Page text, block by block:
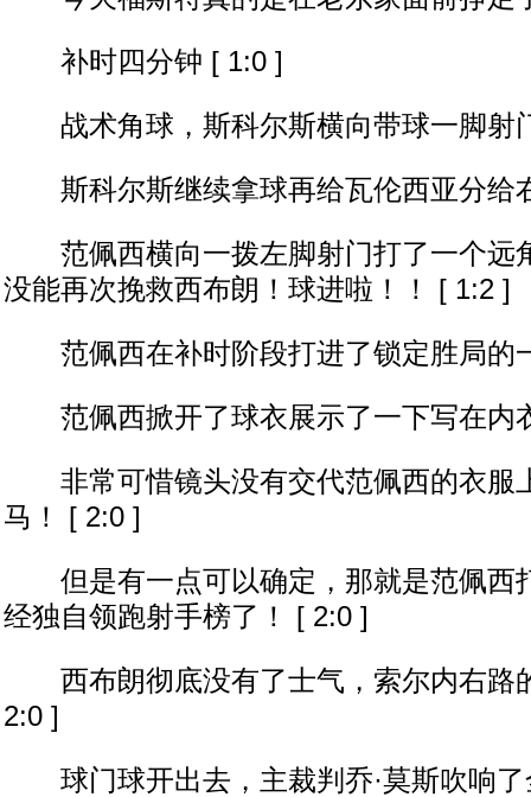
补时四分钟 [ 1:0 ]
战术角球，斯科尔斯横向带球一脚射
斯科尔斯继续拿球再给瓦伦西亚分给
范佩西横向一拨左脚射门打了一个远
没能再次挽救西布朗！球进啦！！ [ 1:2 ]
范佩西在补时阶段打进了锁定胜局的
范佩西掀开了球衣展示了一下写在内
非常可惜镜头没有交代范佩西的衣服
马！ [ 2:0 ]
但是有一点可以确定，那就是范佩西
经独自领跑射手榜了！ [ 2:0 ]
西布朗彻底没有了士气，索尔内右路
2:0 ]
球门球开出去，主裁判乔·莫斯吹响了